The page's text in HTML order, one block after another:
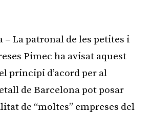
– La patronal de les petites i
Pimec ha avisat aquest
principi d’acord per al
de Barcelona pot posar
de “moltes” empreses del